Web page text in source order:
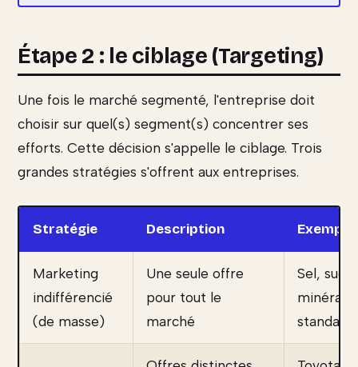
Étape 2 : le ciblage (Targeting)
Une fois le marché segmenté, l'entreprise doit
choisir sur quel(s) segment(s) concentrer ses
efforts. Cette décision s'appelle le ciblage. Trois
grandes stratégies s'offrent aux entreprises.
Stratégie Description
Marketing
indifférencié
(de masse)
Une seule offre
pour tout le
marché
Sel,
minérale
standard